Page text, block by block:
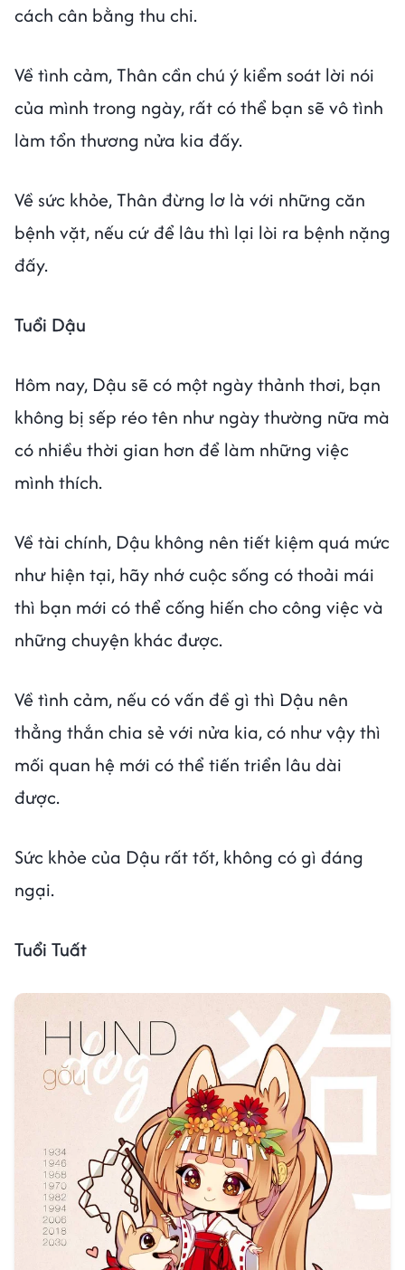
cách cân bằng thu chi.
Về tình cảm, Thân cần chú ý kiểm soát lời nói
của mình trong ngày, rất có thể bạn sẽ vô tình
làm tổn thương nửa kia đấy.
Về sức khỏe, Thân đừng lơ là với những căn
bệnh vặt, nếu cứ để lâu thì lại lòi ra bệnh nặng
đấy.
Tuổi Dậu
Hôm nay, Dậu sẽ có một ngày thảnh thơi, bạn
không bị sếp réo tên như ngày thường nữa mà
có nhiều thời gian hơn để làm những việc
mình thích.
Về tài chính, Dậu không nên tiết kiệm quá mức
như hiện tại, hãy nhớ cuộc sống có thoải mái
thì bạn mới có thể cống hiến cho công việc và
những chuyện khác được.
Về tình cảm, nếu có vấn đề gì thì Dậu nên
thẳng thắn chia sẻ với nửa kia, có như vậy thì
mối quan hệ mới có thể tiến triển lâu dài
được.
Sức khỏe của Dậu rất tốt, không có gì đáng
ngại.
Tuổi Tuất